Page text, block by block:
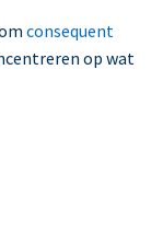
consequent
op wat